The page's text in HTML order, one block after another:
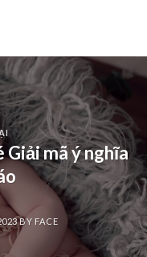
mã ý nghĩa
BY FACE